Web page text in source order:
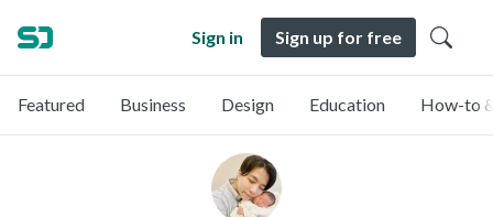
Sign in Sign up for free
Featured Business Design Education How-to